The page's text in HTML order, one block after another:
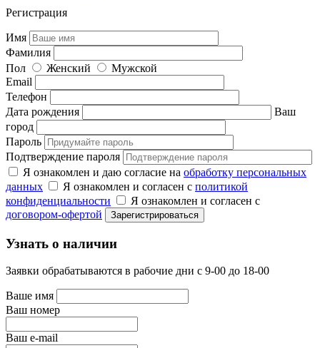
Регистрация
Имя
Фамилия
Пол
Женский
Мужской
Email
Телефон
Дата рождения
Ваш
город
Пароль
Подтверждение пароля
Я ознакомлен и даю согласие на обработку персональных
данных
Я ознакомлен и согласен с политикой
конфиденциальности
Я ознакомлен и согласен с
договором-офертой
Узнать о наличии
Заявки обрабатываются в рабочие дни с 9-00 до 18-00
Ваше имя
Ваш номер
Ваш e-mail